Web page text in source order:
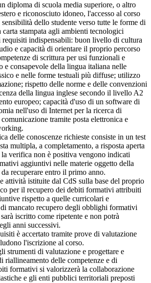
diploma di scuola media superiore, o altro
e riconosciuto idoneo, l'accesso al corso
dello studente verso tutte le forme di
stampata agli ambienti tecnologici
indispensabili: buon livello di cultura
e capacità di orientare il proprio percorso
di scrittura per usi funzionali e
e consapevole della lingua italiana nelle
e nelle forme testuali più diffuse; utilizzo
rispetto delle norme e delle convenzioni
della lingua inglese secondo il livello A2
europeo; capacità d'uso di un software di
nell'uso di Internet per la ricerca di
tramite posta elettronica e
delle conoscenze richieste consiste in un test
multipla, a completamento, a risposta aperta
verifica non è positiva vengono indicati
aggiuntivi nelle materie oggetto della
recuperare entro il primo anno.
attività istituite dal CdS sulla base del proprio
per il recupero dei debiti formativi attribuiti
rispetto a quelle curricolari e
mancato recupero degli obblighi formativi
iscritto come ripetente e non potrà
anni successivi.
è accertato tramite prove di valutazione
l'iscrizione al corso.
strumenti di valutazione e progettare e
riallineamento delle competenze e di
formativi si valorizzerà la collaborazione
e gli enti pubblici territoriali preposti